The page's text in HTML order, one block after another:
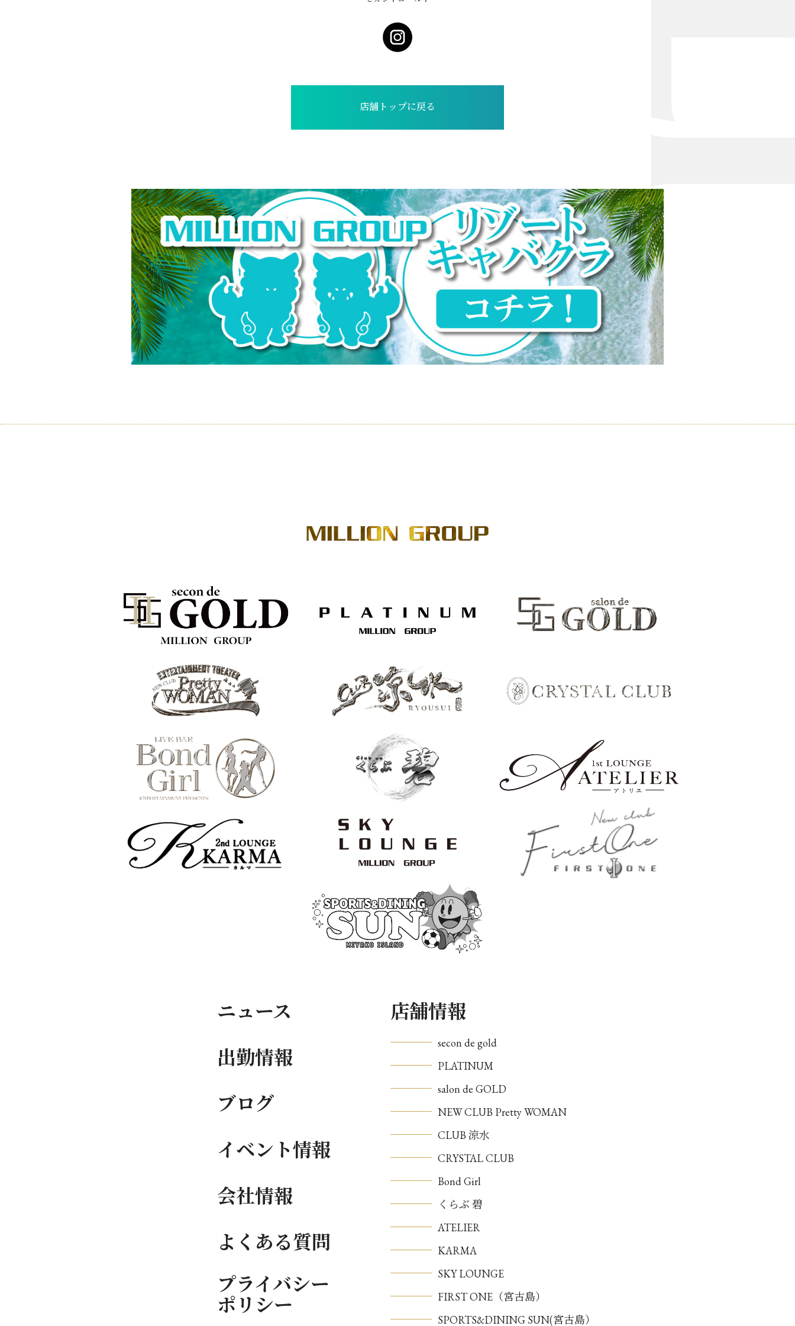
店舗トップに戻る
ニュース
出勤情報
ブログ
イベント情報
会社情報
よくある質問
プライバシー
ポリシー
店舗情報
secon de gold
PLATINUM
salon de GOLD
NEW CLUB Pretty WOMAN
CLUB 涼水
CRYSTAL CLUB
Bond Girl
くらぶ 碧
ATELIER
KARMA
SKY LOUNGE
FIRST ONE（宮古島）
SPORTS&DINING SUN(宮古島）